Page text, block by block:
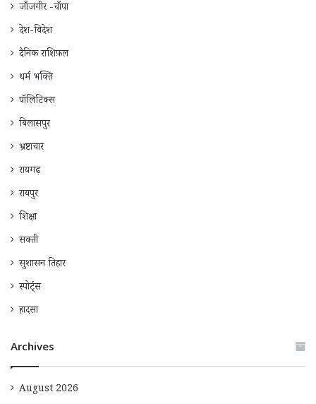
जाँजगीर -चाँपा
देश-विदेश
दैनिक राशिफ़ल
धर्म भक्ति
पॉलिटिक्स
बिलासपुर
भ्रष्टाचार
रायगढ़
रायपुर
शिक्षा
सक्ती
सुशासन तिहार
स्पोर्ट्स
हादसा
Archives
August 2026